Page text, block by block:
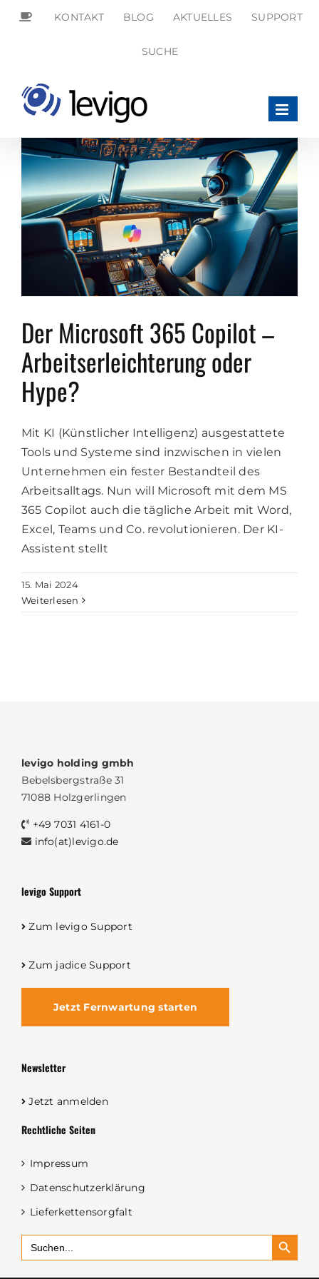
Zum
KONTAKT BLOG AKTUELLES SUPPORT
SUCHE
SEARCH
FOR:
Der Microsoft 365 Copilot –
Arbeitserleichterung oder
Hype?
Mit KI (Künstlicher Intelligenz) ausgestattete
Tools und Systeme sind inzwischen in vielen
Unternehmen ein fester Bestandteil des
Arbeitsalltags. Nun will Microsoft mit dem MS
365 Copilot auch die tägliche Arbeit mit Word,
Excel, Teams und Co. revolutionieren. Der KI-
Assistent stellt
15. Mai 2024
Weiterlesen
levigo holding gmbh
Bebelsbergstraße 31
71088 Holzgerlingen
+49 7031 4161-0
info(at)levigo.de
levigo Support
Zum levigo Support
Zum jadice Support
Jetzt Fernwartung starten
Newsletter
Jetzt anmelden
Rechtliche Seiten
Impressum
Datenschutzerklärung
Lieferkettensorgfalt
Search
for:
Search Button